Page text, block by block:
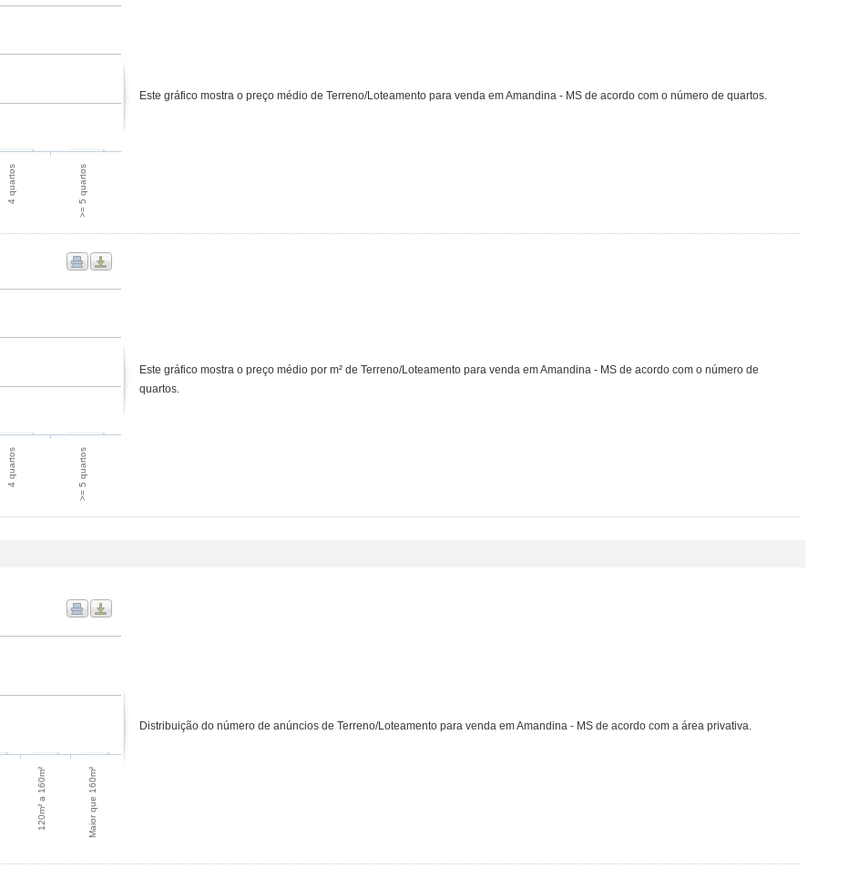
4 quartos >= 5 quartos
Este gráfico mostra o preço médio de Terreno/Loteamento para venda em Amandina - MS de acordo com o número de quartos.
4 quartos >= 5 quartos
Este gráfico mostra o preço médio por m² de Terreno/Loteamento para venda em Amandina - MS de acordo com o número de
quartos.
120m² a 160m² Maior que 160m²
Distribuição do número de anúncios de Terreno/Loteamento para venda em Amandina - MS de acordo com a área privativa.